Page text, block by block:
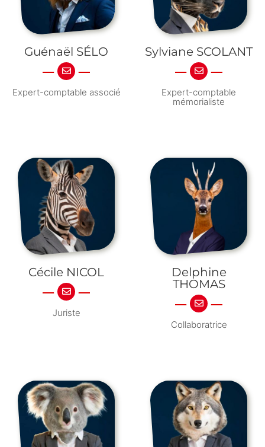
Guénaël SÉLO
Expert-comptable associé
Sylviane SCOLANT
Expert-comptable
mémorialiste
Cécile NICOL
Juriste
Delphine
THOMAS
Collaboratrice